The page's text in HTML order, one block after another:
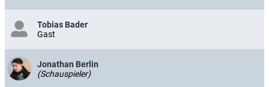
Tobias Bader
Gast
Jonathan Berlin
(Schauspieler)